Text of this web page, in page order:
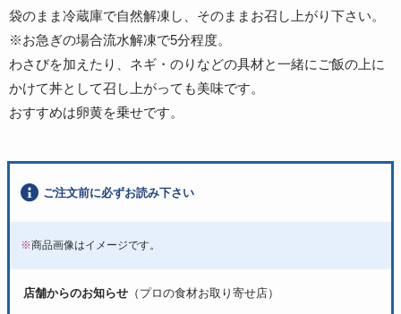
袋のまま冷蔵庫で自然解凍し、そのままお召し上がり下さい。
※お急ぎの場合流水解凍で5分程度。
わさびを加えたり、ネギ・のりなどの具材と一緒にご飯の上に
かけて丼として召し上がっても美味です。
おすすめは卵黄を乗せです。
ご注文前に必ずお読み下さい
※商品画像はイメージです。
店舗からのお知らせ （プロの食材お取り寄せ店）